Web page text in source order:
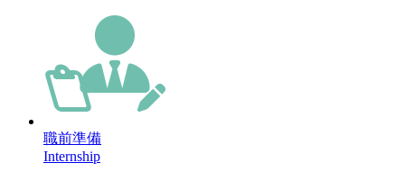
職前準備
Internship